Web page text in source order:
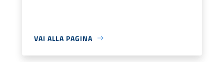
VAI ALLA PAGINA